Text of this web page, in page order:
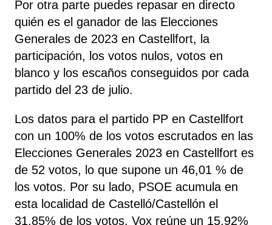
Por otra parte puedes repasar en directo
quién es el ganador de las Elecciones
Generales de 2023 en Castellfort, la
participación, los votos nulos, votos en
blanco y los escaños conseguidos por cada
partido del 23 de julio.
Los datos para el partido PP en Castellfort
con un 100% de los votos escrutados en las
Elecciones Generales 2023 en Castellfort es
de 52 votos, lo que supone un 46,01 % de
los votos. Por su lado, PSOE acumula en
esta localidad de Castelló/Castellón el
31,85% de los votos. Vox reúne un 15,92%